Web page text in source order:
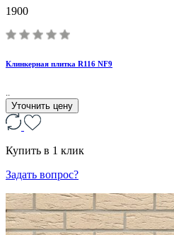
1900
Клинкерная плитка R116 NF9
..
Уточнить цену
Купить в 1 клик
Задать вопрос?